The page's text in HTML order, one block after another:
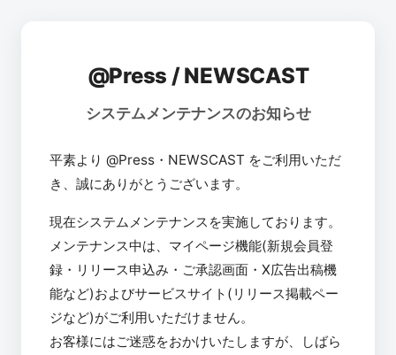
@Press / NEWSCAST
システムメンテナンスのお知らせ
平素より @Press・NEWSCAST をご利用いただ
き、誠にありがとうございます。
現在システムメンテナンスを実施しております。
メンテナンス中は、マイページ機能(新規会員登
録・リリース申込み・ご承認画面・X広告出稿機
能など)およびサービスサイト(リリース掲載ペー
ジなど)がご利用いただけません。
お客様にはご迷惑をおかけいたしますが、しばら